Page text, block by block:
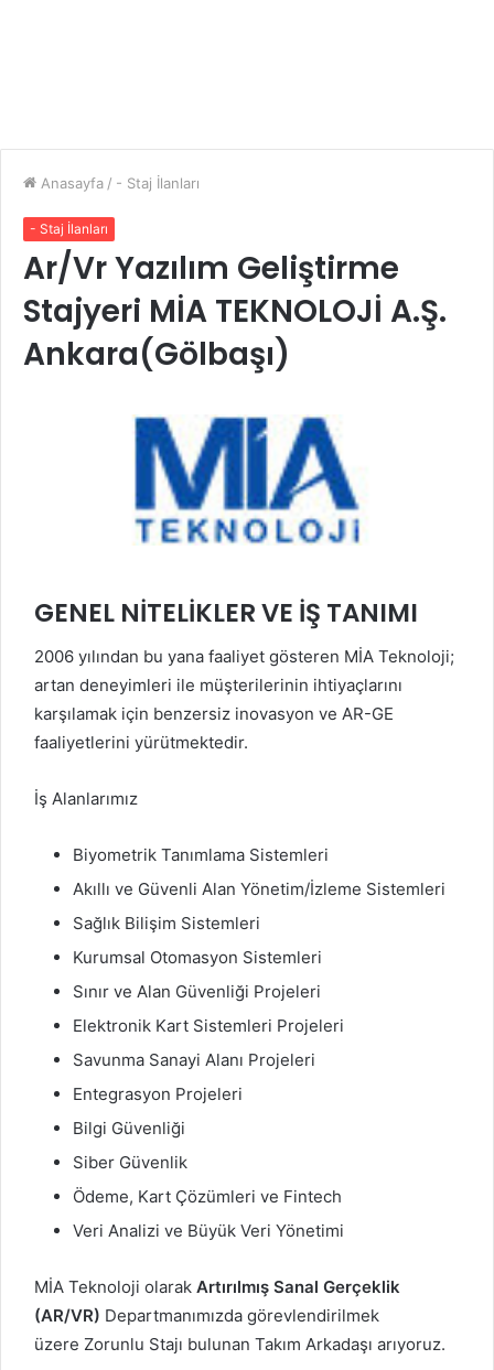
Anasayfa / - Staj İlanları
- Staj İlanları
Ar/Vr Yazılım Geliştirme
Stajyeri MİA TEKNOLOJİ A.Ş.
Ankara(Gölbaşı)
GENEL NİTELİKLER VE İŞ TANIMI
2006 yılından bu yana faaliyet gösteren MİA Teknoloji;
artan deneyimleri ile müşterilerinin ihtiyaçlarını
karşılamak için benzersiz inovasyon ve AR-GE
faaliyetlerini yürütmektedir.
İş Alanlarımız
Biyometrik Tanımlama Sistemleri
Akıllı ve Güvenli Alan Yönetim/İzleme Sistemleri
Sağlık Bilişim Sistemleri
Kurumsal Otomasyon Sistemleri
Sınır ve Alan Güvenliği Projeleri
Elektronik Kart Sistemleri Projeleri
Savunma Sanayi Alanı Projeleri
Entegrasyon Projeleri
Bilgi Güvenliği
Siber Güvenlik
Ödeme, Kart Çözümleri ve Fintech
Veri Analizi ve Büyük Veri Yönetimi
MİA Teknoloji olarak Artırılmış Sanal Gerçeklik
(AR/VR) Departmanımızda görevlendirilmek
üzere Zorunlu Stajı bulunan Takım Arkadaşı arıyoruz.